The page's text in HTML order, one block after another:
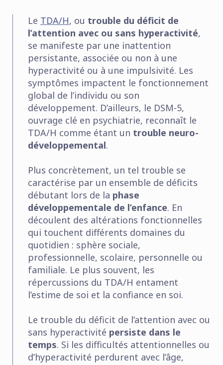
Le TDA/H, ou trouble du déficit de
l’attention avec ou sans hyperactivité,
se manifeste par une inattention
persistante, associée ou non à une
hyperactivité ou à une impulsivité. Les
symptômes impactent le fonctionnement
global de l’individu ou son
développement. D’ailleurs, le DSM-5,
ouvrage clé en psychiatrie, reconnaît le
TDA/H comme étant un trouble neuro-
développemental.
Plus concrètement, un tel trouble se
caractérise par un ensemble de déficits
débutant lors de la phase
développementale de l’enfance. En
découlent des altérations fonctionnelles
qui touchent différents domaines du
quotidien : sphère sociale,
professionnelle, scolaire, personnelle ou
familiale. Le plus souvent, les
répercussions du TDA/H entament
l’estime de soi et la confiance en soi.
Le trouble du déficit de l’attention avec ou
sans hyperactivité persiste dans le
temps. Si les difficultés attentionnelles ou
d’hyperactivité perdurent avec l’âge,